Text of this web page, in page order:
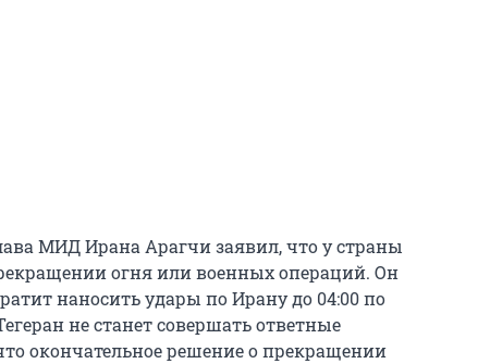
МИД Ирана Арагчи заявил, что у страны
огня или военных операций. Он
наносить удары по Ирану до 04:00 по
не станет совершать ответные
окончательное решение о прекращении